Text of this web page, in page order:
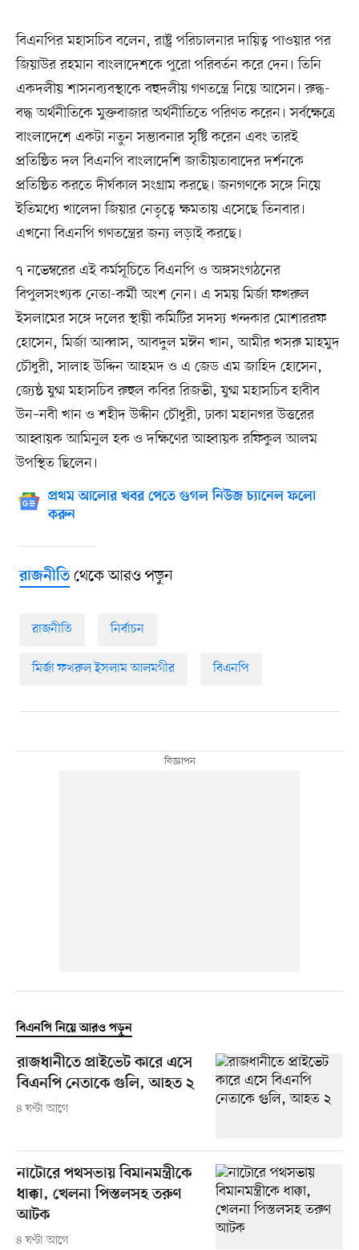
বিএনপির মহাসচিব বলেন, রাষ্ট্র পরিচালনার দায়িত্ব পাওয়ার পর
জিয়াউর রহমান বাংলাদেশকে পুরো পরিবর্তন করে দেন। তিনি
একদলীয় শাসনব্যবস্থাকে বহুদলীয় গণতন্ত্রে নিয়ে আসেন। রুদ্ধ-
বদ্ধ অর্থনীতিকে মুক্তবাজার অর্থনীতিতে পরিণত করেন। সর্বক্ষেত্রে
বাংলাদেশে একটা নতুন সম্ভাবনার সৃষ্টি করেন এবং তারই
প্রতিষ্ঠিত দল বিএনপি বাংলাদেশি জাতীয়তাবাদের দর্শনকে
প্রতিষ্ঠিত করতে দীর্ঘকাল সংগ্রাম করছে। জনগণকে সঙ্গে নিয়ে
ইতিমধ্যে খালেদা জিয়ার নেতৃত্বে ক্ষমতায় এসেছে তিনবার।
এখনো বিএনপি গণতন্ত্রের জন্য লড়াই করছে।
৭ নভেম্বরের এই কর্মসূচিতে বিএনপি ও অঙ্গসংগঠনের
বিপুলসংখ্যক নেতা-কর্মী অংশ নেন। এ সময় মির্জা ফখরুল
ইসলামের সঙ্গে দলের স্থায়ী কমিটির সদস্য খন্দকার মোশাররফ
হোসেন, মির্জা আব্বাস, আবদুল মঈন খান, আমীর খসরু মাহমুদ
চৌধুরী, সালাহ উদ্দিন আহমদ ও এ জেড এম জাহিদ হোসেন,
জ্যেষ্ঠ যুগ্ম মহাসচিব রুহুল কবির রিজভী, যুগ্ম মহাসচিব হাবীব
উন–নবী খান ও শহীদ উদ্দীন চৌধুরী, ঢাকা মহানগর উত্তরের
আহ্বায়ক আমিনুল হক ও দক্ষিণের আহ্বায়ক রফিকুল আলম
উপস্থিত ছিলেন।
প্রথম আলোর খবর পেতে গুগল নিউজ চ্যানেল ফলো
করুন
রাজনীতিথেকে আরও পড়ুন
রাজনীতি নির্বাচন
মির্জা ফখরুল ইসলাম আলমগীর বিএনপি
বিএনপি নিয়ে আরও পড়ুন
রাজধানীতে প্রাইভেট কারে এসে
বিএনপি নেতাকে গুলি, আহত ২
৪ ঘণ্টা আগে
নাটোরে পথসভায় বিমানমন্ত্রীকে
ধাক্কা, খেলনা পিস্তলসহ তরুণ
আটক
৪ ঘণ্টা আগে